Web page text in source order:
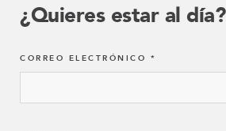
¿Quieres estar al día?
CORREO ELECTRÓNICO